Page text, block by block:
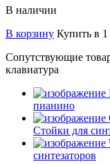
В наличии
В корзину Купить в
Сопутствующие
клавиатура
пианино
Стойки для
синтезаторов